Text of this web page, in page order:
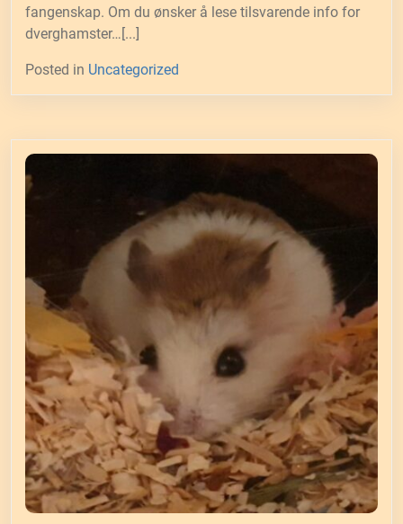
fangenskap. Om du ønsker å lese tilsvarende info for
dverghamster…[...]
Posted in Uncategorized